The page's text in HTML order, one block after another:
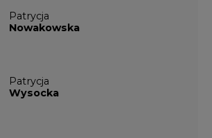
Patrycja
Nowakowska
Patrycja
Wysocka